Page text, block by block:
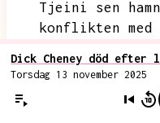
Tjeini sen
konflikten med
Det vill säga
blev ju en av
Torsdag 13 november 2025